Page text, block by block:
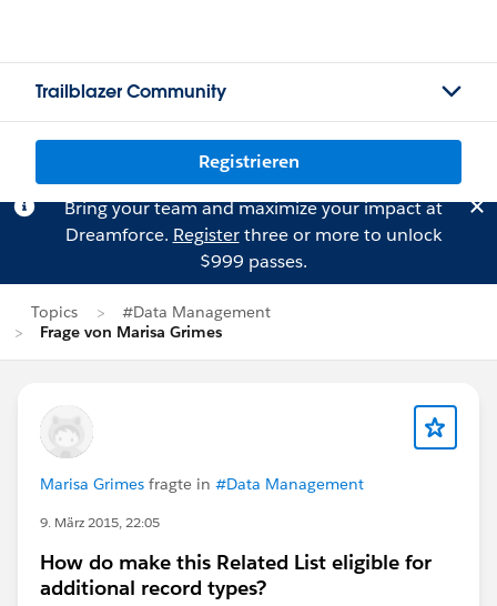
Trailblazer Community
Registrieren
Bring your team and maximize your impact at
Dreamforce. Registerthree or more to unlock
$999 passes.
Topics
#Data Management
Frage von Marisa Grimes
Marisa Grimes fragte in #Data Management
9. März 2015, 22:05
How do make this Related List eligible for
additional record types?